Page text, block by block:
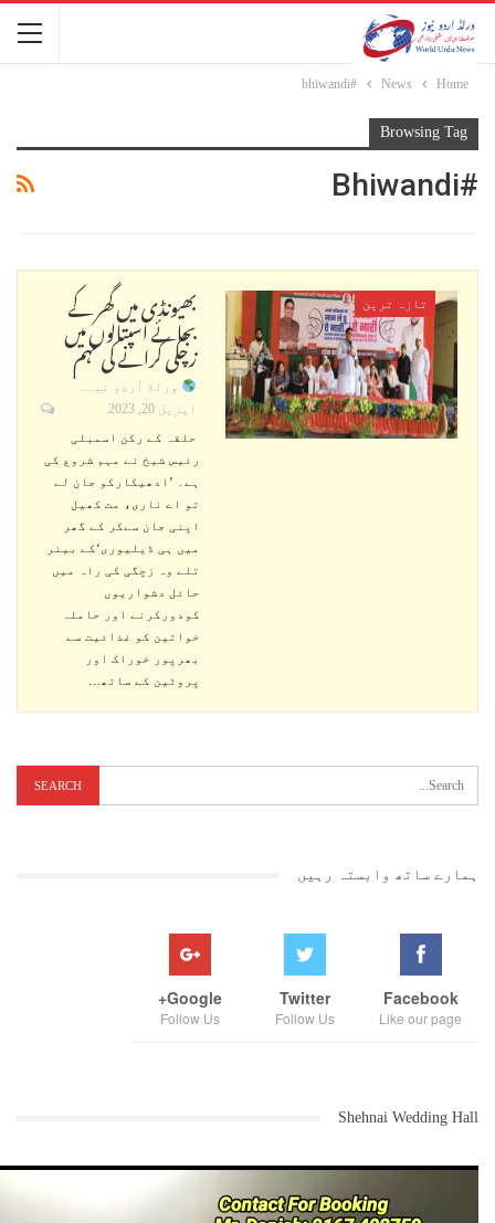
Home
News
#bhiwandi
Browsing Tag
#bhiwandi
تازہ ترین بھیونڈی میں گھر کے
بجائے اسپتالوں میں
زچگی کرانے کی مہم
ورلڈ اُردو نیوز
اپریل 20, 2023
حلقہ کے رکن اسمبلی
رئیس شیخ نے مہم شروع کی
ہے۔ ’ادھیکارکو جان لے
تو اے ناری، مت کھیل
اپنی جان سےکر کے گھر
میں ہی ڈیلیوری‘کے بینر
تلے وہ زچگی کی راہ میں
حائل دشواریوں
کودورکرنے اور حاملہ
خواتین کو غذائیت سے
بھرپور خوراک اور
پروٹین کے ساتھ
ہمارے ساتھ وابستہ رہیں
Facebook
Like our page
Twitter
Follow Us
Google+
Follow Us
Shehnai Wedding Hall